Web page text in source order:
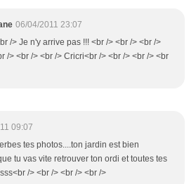
06/04/2011 23:07
/> Je n'y arrive pas !!! <br /> <br /> <br />
/> <br /> <br /> Cricri<br /> <br /> <br /> <br
09:07
tes photos....ton jardin est bien
tu vas vite retrouver ton ordi et toutes tes
/> <br /> <br /> <br />